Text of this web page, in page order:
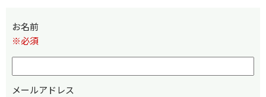
お名前
※必須
メールアドレス